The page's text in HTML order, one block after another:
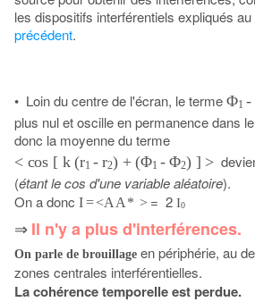
• Loin du centre de l'écran, le terme Φ1 -
plus nul et oscille en permanence dans
donc la moyenne du terme
< cos [ k (r1 - r2) + (Φ1 - Φ2) ] >
(étant le cos d'une variable aléatoire).
On a donc I= <A A * > = 2I0
⇒ Il n'y a plus d'interférences.
On parle de brouillage en périphérie, au
zones centrales interférentielles.
La cohérence temporelle est perdue.
les dispositifs interférentiels expliqués au
précédent.